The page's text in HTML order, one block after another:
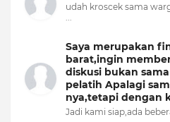
udah kroscek sama
Saya merupakan
barat,ingin
diskusi bukan
pelatih Apalagi
nya,tetapi dengan
Jadi kami siap,ada